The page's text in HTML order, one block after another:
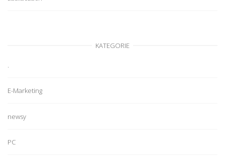
KATEGORIE
E-Marketing
newsy
PC